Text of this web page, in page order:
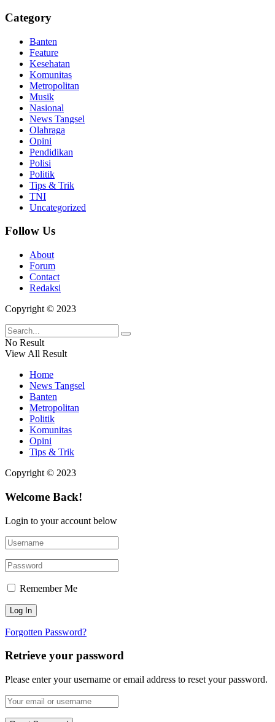
Category
Banten
Feature
Kesehatan
Komunitas
Metropolitan
Musik
Nasional
News Tangsel
Olahraga
Opini
Pendidikan
Polisi
Politik
Tips & Trik
TNI
Uncategorized
Follow Us
About
Forum
Contact
Redaksi
Copyright © 2023
No Result
View All Result
Home
News Tangsel
Banten
Metropolitan
Politik
Komunitas
Opini
Tips & Trik
Copyright © 2023
Welcome Back!
Login to your account below
Remember Me
Forgotten Password?
Retrieve your password
Please enter your username or email address to reset your password.